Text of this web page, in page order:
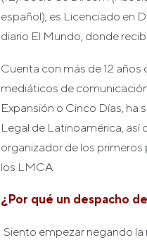
español), es Licenciado en
diario El Mundo, donde
Cuenta con más de 12
mediáticos de
Expansión o Cinco Días,
Legal de Latinoamérica, así
organizador de los
los LMCA.
¿Por qué un despacho
Siento empezar negando